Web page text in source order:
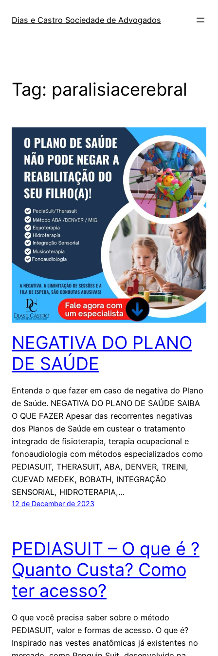
Dias e Castro Sociedade de Advogados
Tag: paralisiacerebral
NEGATIVA DO PLANO
DE SAÚDE
Entenda o que fazer em caso de negativa do Plano
de Saúde. NEGATIVA DO PLANO DE SAÚDE SAIBA
O QUE FAZER Apesar das recorrentes negativas
dos Planos de Saúde em custear o tratamento
integrado de fisioterapia, terapia ocupacional e
fonoaudiologia com métodos especializados como
PEDIASUIT, THERASUIT, ABA, DENVER, TREINI,
CUEVAD MEDEK, BOBATH, INTEGRAÇÃO
SENSORIAL, HIDROTERAPIA,…
12 de December de 2023
PEDIASUIT – O que é ?
Quanto Custa? Como
ter acesso?
O que você precisa saber sobre o método
PEDIASUIT, valor e formas de acesso. O que é?
Inspirado nas vestes anatômicas já existentes no